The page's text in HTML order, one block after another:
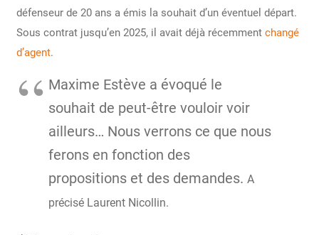
défenseur de 20 ans a émis la souhait d’un éventuel départ.
Sous contrat jusqu’en 2025, il avait déjà récemment changé
d’agent.
Maxime Estève a évoqué le
souhait de peut-être vouloir voir
ailleurs… Nous verrons ce que nous
ferons en fonction des
propositions et des demandes. A
précisé Laurent Nicollin.